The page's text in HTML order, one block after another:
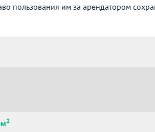
пользования им за арендатором
2